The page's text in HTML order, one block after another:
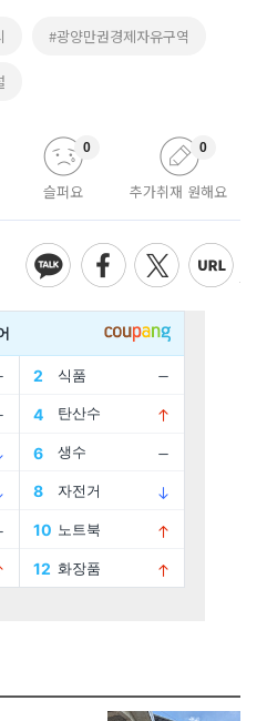
#광양만권경제자유구역
슬퍼요
0
추가취재 원해요
0